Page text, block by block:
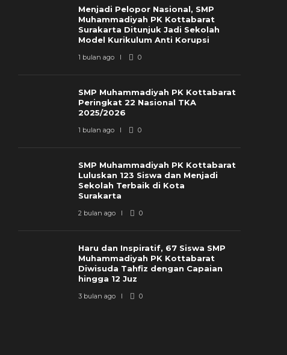
Menjadi Pelopor Nasional, SMP
Muhammadiyah PK Kottabarat
Surakarta Ditunjuk Jadi Sekolah
Model Kurikulum Anti Korupsi
1 bulan ago 0
SMP Muhammadiyah PK Kottabarat
Peringkat 22 Nasional TKA
2025/2026
1 bulan ago 0
SMP Muhammadiyah PK Kottabarat
Luluskan 123 Siswa dan Menjadi
Sekolah Terbaik di Kota
Surakarta
2 bulan ago 0
Haru dan Inspiratif, 67 Siswa SMP
Muhammadiyah PK Kottabarat
Diwisuda Tahfiz dengan Capaian
hingga 12 Juz
3 bulan ago 0